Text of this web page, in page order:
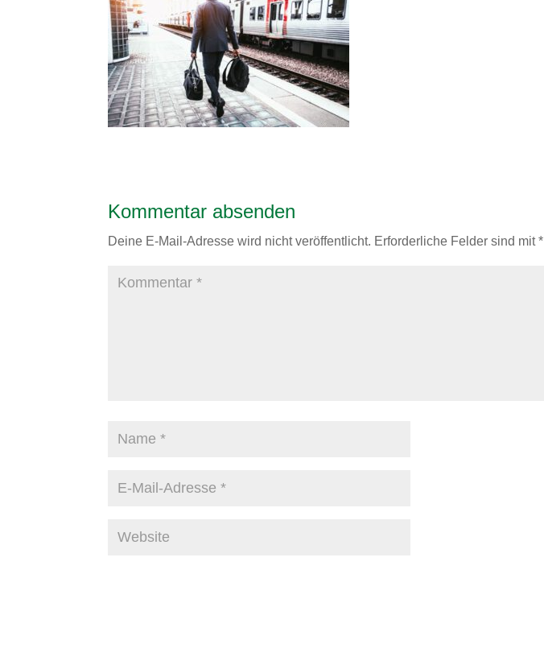
Kommentar absenden
Deine E-Mail-Adresse wird nicht veröffentlicht. Erforderliche Felder sind mit*